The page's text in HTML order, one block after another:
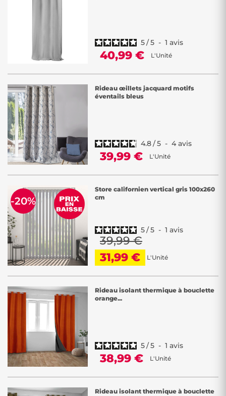
5/5 - 1 avis
40,99 € L'Unité
Rideau œillets jacquard motifs
éventails bleus
4.8/5 - 4 avis
39,99 € L'Unité
Store californien vertical gris 100x260
cm
5/5 - 1 avis
39,99 €
31,99 €
L'Unité
-20%
Rideau isolant thermique à bouclette
orange...
5/5 - 1 avis
38,99 € L'Unité
Rideau isolant thermique à bouclette